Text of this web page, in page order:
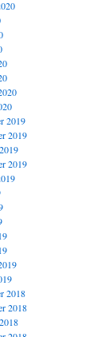
2019
2019
2019
2018
2018